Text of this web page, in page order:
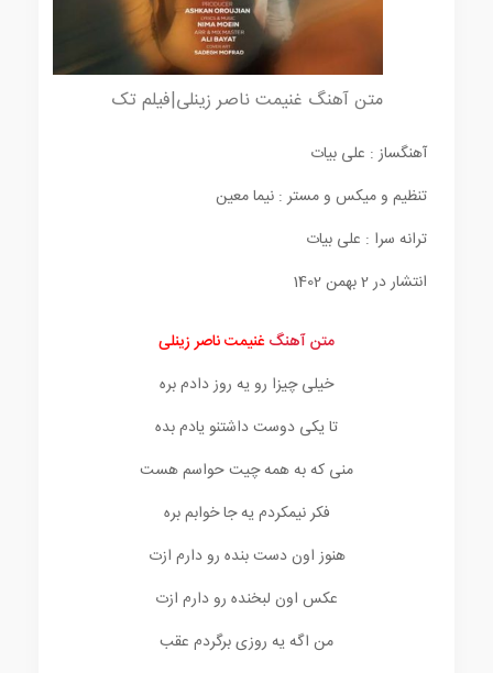
متن آهنگ غنیمت ناصر زینلی|فیلم تک
آهنگساز : علی بیات
تنظیم و میکس و مستر : نیما معین
ترانه سرا : علی بیات
انتشار در 2 بهمن 1402
متن آهنگغنیمت ناصر زینلی
خیلی چیزا رو یه روز دادم بره
تا یکی دوست داشتنو یادم بده
منی که به همه چیت حواسم هست
فکر نیمکردم یه جا خوابم بره
هنوز اون دست بنده رو دارم ازت
عکس اون لبخنده رو دارم ازت
من اگه یه روزی برگردم عقب